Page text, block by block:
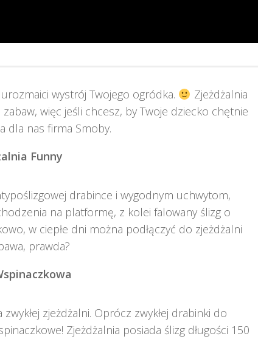
wystrój Twojego ogródka.
Zjeżdżalnia
więc jeśli chcesz, by Twoje dziecko chętnie
dla nas firma Smoby.
Funny
drabince i wygodnym uchwytom,
na platformę, z kolei falowany ślizg o
w ciepłe dni można podłączyć do zjeżdżalni
prawda?
zjeżdżalni. Oprócz zwykłej drabinki do
Zjeżdżalnia posiada ślizg długości 150